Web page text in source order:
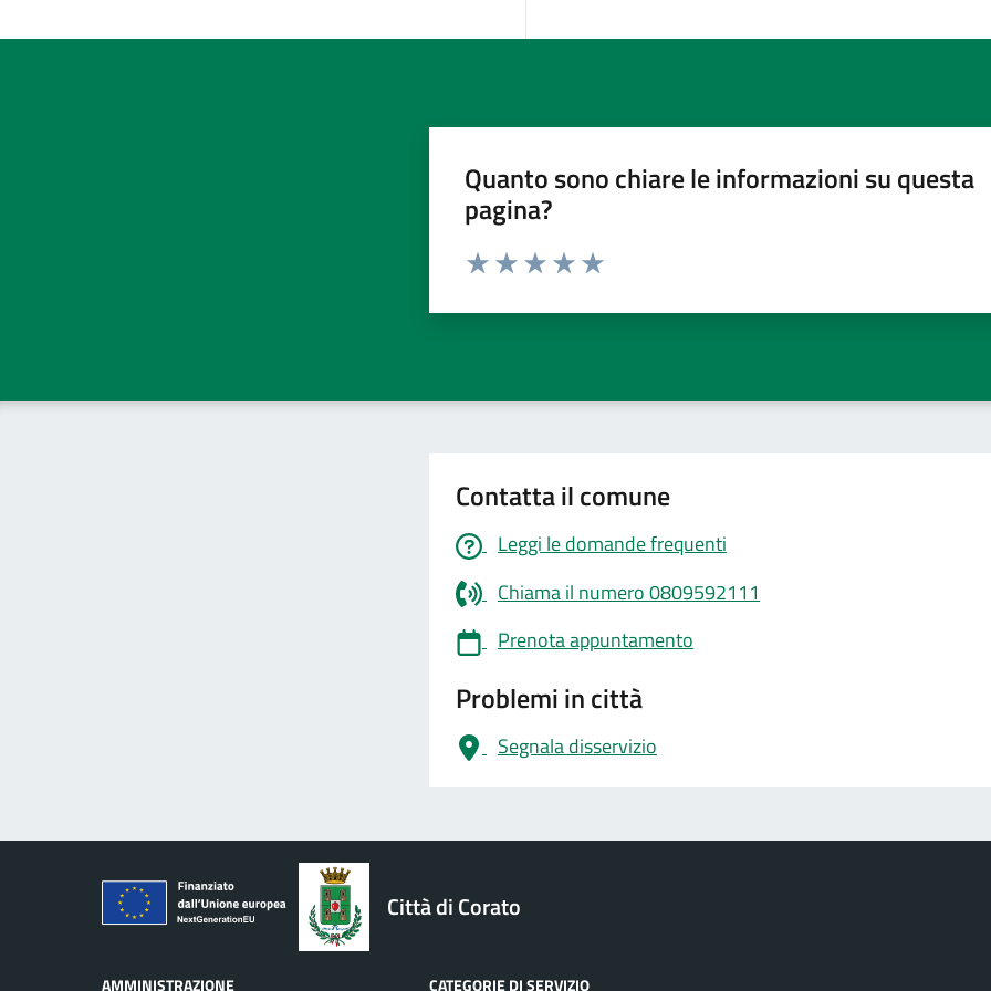
Quanto sono chiare le informazioni su questa
pagina?
Valuta da 1 a 5 stelle la pagina
Contatta il comune
Leggi le domande frequenti
Chiama il numero 0809592111
Prenota appuntamento
Problemi in città
Segnala disservizio
logo Unione Europea
Città di Corato
AMMINISTRAZIONE CATEGORIE DI SERVIZIO